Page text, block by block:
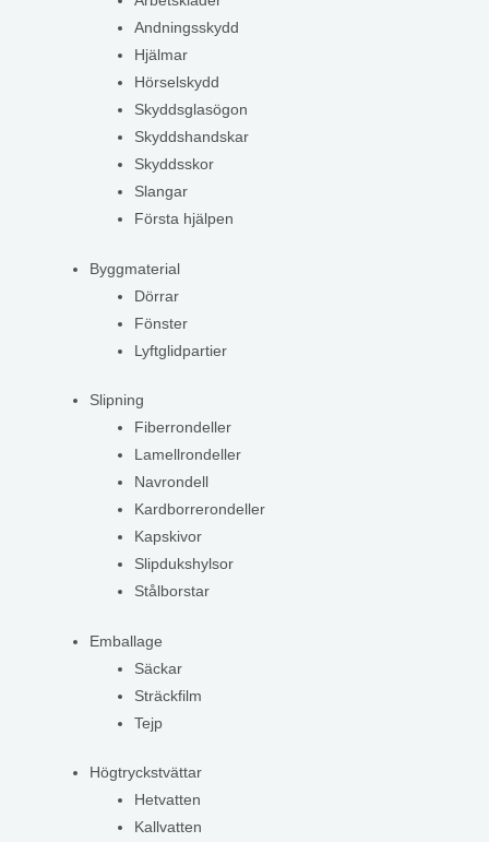
Andningsskydd
Hjälmar
Hörselskydd
Skyddsglasögon
Skyddshandskar
Skyddsskor
Slangar
Första hjälpen
Byggmaterial
Dörrar
Fönster
Lyftglidpartier
Slipning
Fiberrondeller
Lamellrondeller
Navrondell
Kardborrerondeller
Kapskivor
Slipdukshylsor
Stålborstar
Emballage
Säckar
Sträckfilm
Tejp
Högtryckstvättar
Hetvatten
Kallvatten